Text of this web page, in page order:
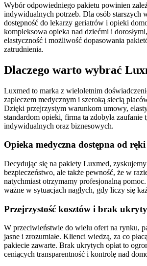
Wybór odpowiedniego pakietu powinien
indywidualnych potrzeb. Dla osób starszych
dostępność do lekarzy geriatrów i opieki
kompleksowa opieka nad dziećmi i
elastyczność i możliwość dopasowania
zatrudnienia.
Dlaczego warto wybrać
Luxmed to marka z wieloletnim
zapleczem medycznym i szeroką siecią
Dzięki przejrzystym warunkom umowy,
standardom opieki, firma ta zdobyła zaufanie
indywidualnych oraz biznesowych.
Opieka medyczna dostępna od ręki
Decydując się na pakiety Luxmed,
bezpieczeństwo, ale także pewność, że w
natychmiast otrzymamy profesjonalną
ważne w sytuacjach nagłych, gdy liczy się
Przejrzystość kosztów i brak
W przeciwieństwie do wielu ofert na rynku,
jasne i zrozumiałe. Klienci wiedzą, za co
pakiecie zawarte. Brak ukrytych opłat to
ceniących transparentność i kontrolę nad